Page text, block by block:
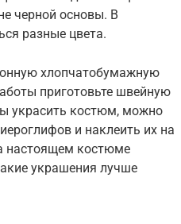
черной основы. В
разные цвета.
хлопчатобумажную
приготовьте швейную
украсить костюм, можно
и наклеить их на
настоящем костюме
украшения лучше